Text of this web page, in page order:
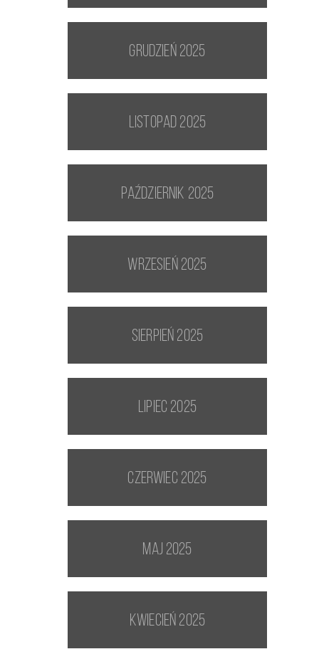
grudzień 2025
listopad 2025
październik 2025
wrzesień 2025
sierpień 2025
lipiec 2025
czerwiec 2025
maj 2025
kwiecień 2025